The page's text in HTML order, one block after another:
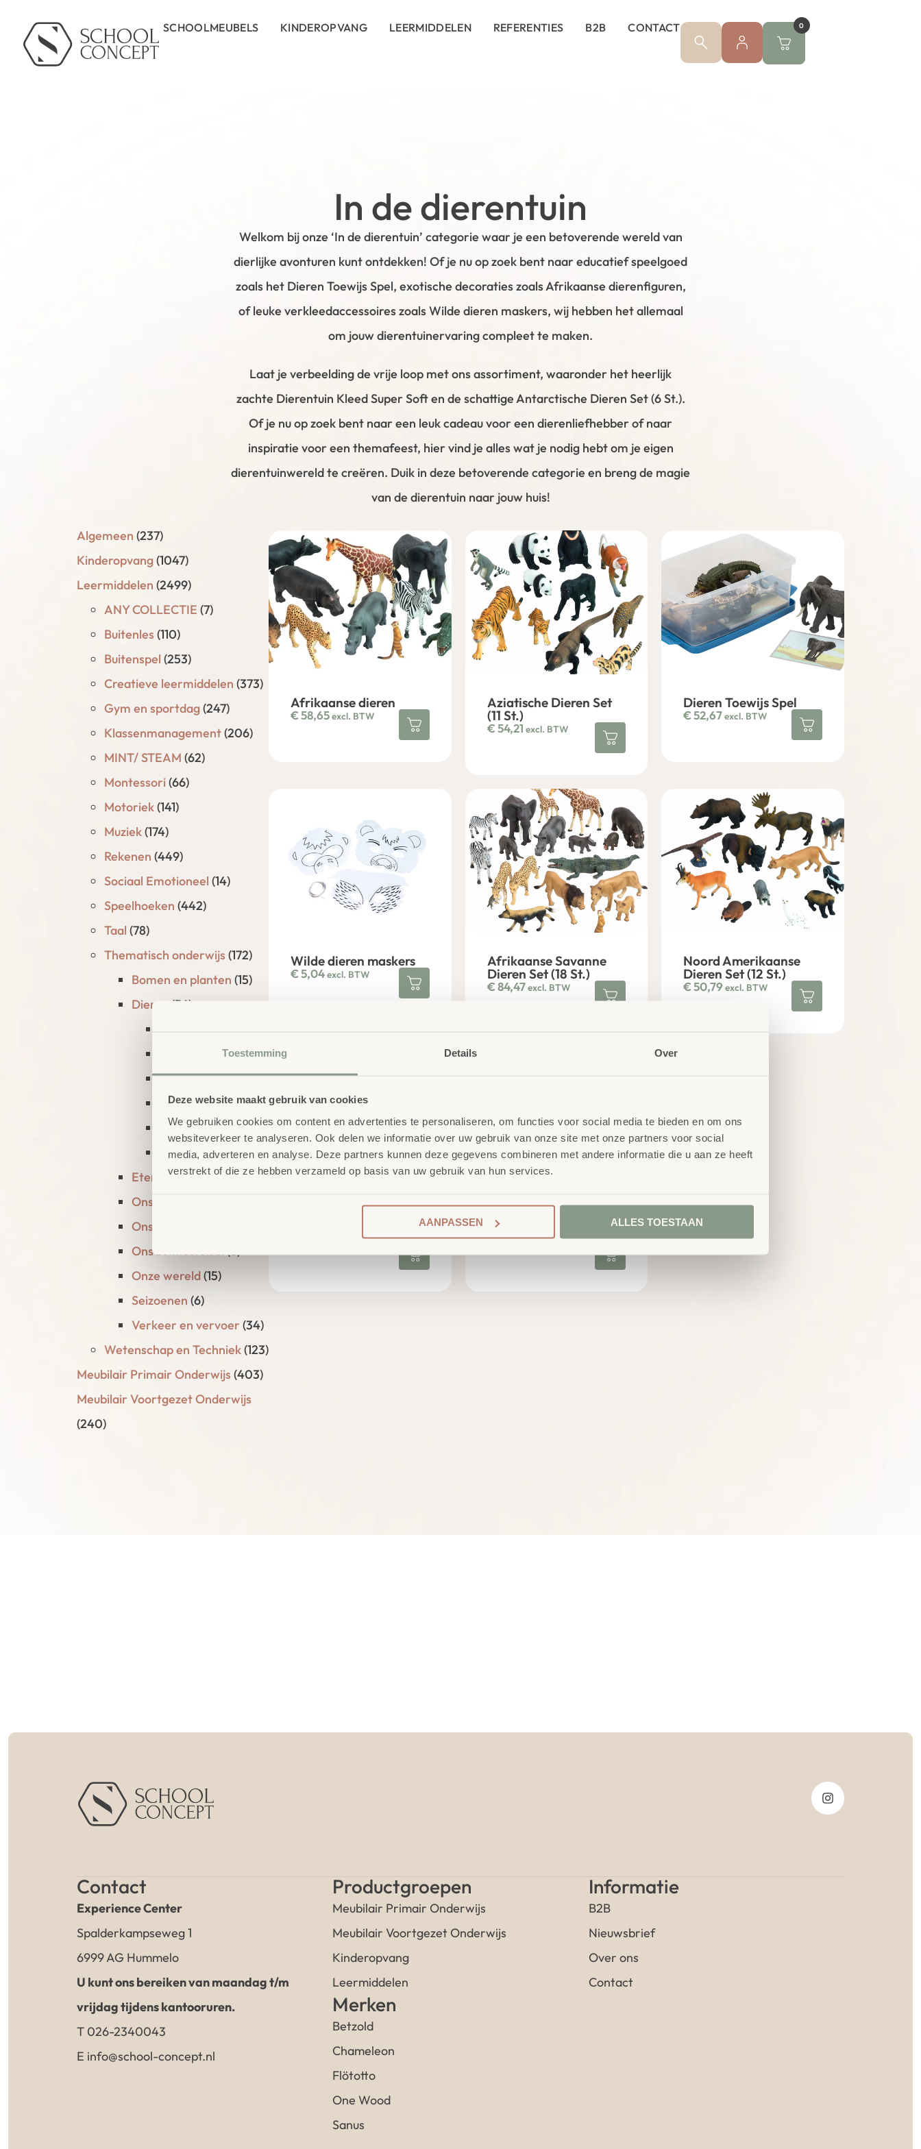
Toestemming Details Over
Deze website maakt gebruik van cookies
We gebruiken cookies om content en advertenties te personaliseren, om functies voor social media te bieden en om ons
websiteverkeer te analyseren. Ook delen we informatie over uw gebruik van onze site met onze partners voor social
media, adverteren en analyse. Deze partners kunnen deze gegevens combineren met andere informatie die u aan ze heeft
verstrekt of die ze hebben verzameld op basis van uw gebruik van hun services.
AANPASSEN ALLES TOESTAAN
SCHOOLMEUBELS KINDEROPVANG LEERMIDDELEN REFERENTIES B2B CONTACT 0
In de dierentuin
Welkom bij onze ‘In de dierentuin’ categorie waar je een betoverende wereld van
dierlijke avonturen kunt ontdekken! Of je nu op zoek bent naar educatief speelgoed
zoals het Dieren Toewijs Spel, exotische decoraties zoals Afrikaanse dierenfiguren,
of leuke verkleedaccessoires zoals Wilde dieren maskers, wij hebben het allemaal
om jouw dierentuinervaring compleet te maken.
Laat je verbeelding de vrije loop met ons assortiment, waaronder het heerlijk
zachte Dierentuin Kleed Super Soft en de schattige Antarctische Dieren Set (6 St.).
Of je nu op zoek bent naar een leuk cadeau voor een dierenliefhebber of naar
inspiratie voor een themafeest, hier vind je alles wat je nodig hebt om je eigen
dierentuinwereld te creëren. Duik in deze betoverende categorie en breng de magie
van de dierentuin naar jouw huis!
Algemeen (237)
Kinderopvang(1047)
Leermiddelen (2499)
ANY COLLECTIE (7)
Buitenles(110)
Buitenspel (253)
Creatieve leermiddelen (373)
Gym en sportdag(247)
Klassenmanagement(206)
MINT/ STEAM (62)
Montessori(66)
Motoriek(141)
Muziek(174)
Rekenen (449)
Sociaal Emotioneel (14)
Speelhoeken (442)
Taal (78)
Thematisch onderwijs (172)
Bomen en planten (15)
Dieren
(56)
In de dierentuin(8)
In de zee(5)
In het bos (9)
Insecten(12)
Op de boerderij(12)
Eten en drinken (17)
Ons lichaam
Ons verleden
Ons zonnestelsel(6)
Onze wereld(15)
Seizoenen (6)
Verkeer en vervoer(34)
Wetenschap en Techniek(123)
Meubilair Primair Onderwijs (403)
Meubilair Voortgezet Onderwijs
(240)
Afrikaanse dieren
€58,65excl. BTW
Aziatische Dieren Set
(11 St.)
€54,21 excl. BTW
Dieren Toewijs Spel
€52,67excl. BTW
Wilde dieren maskers
€5,04excl. BTW
Afrikaanse Savanne
Dieren Set (18 St.)
€84,47excl. BTW
Noord Amerikaanse
Dieren Set (12 St.)
€50,79 excl. BTW
Antarctische Dieren Set Dierentuin Kleed Super
Soft
Contact
Experience Center
Spalderkampseweg 1
6999 AG Hummelo
U kunt ons bereiken van maandag t/m
vrijdag tijdens kantooruren.
T 026-2340043
E info@school-concept.nl
Productgroepen
Meubilair Primair Onderwijs
Meubilair Voortgezet Onderwijs
Kinderopvang
Leermiddelen
Merken
Betzold
Chameleon
Flötotto
One Wood
Sanus
Informatie
B2B
Nieuwsbrief
Over ons
Contact